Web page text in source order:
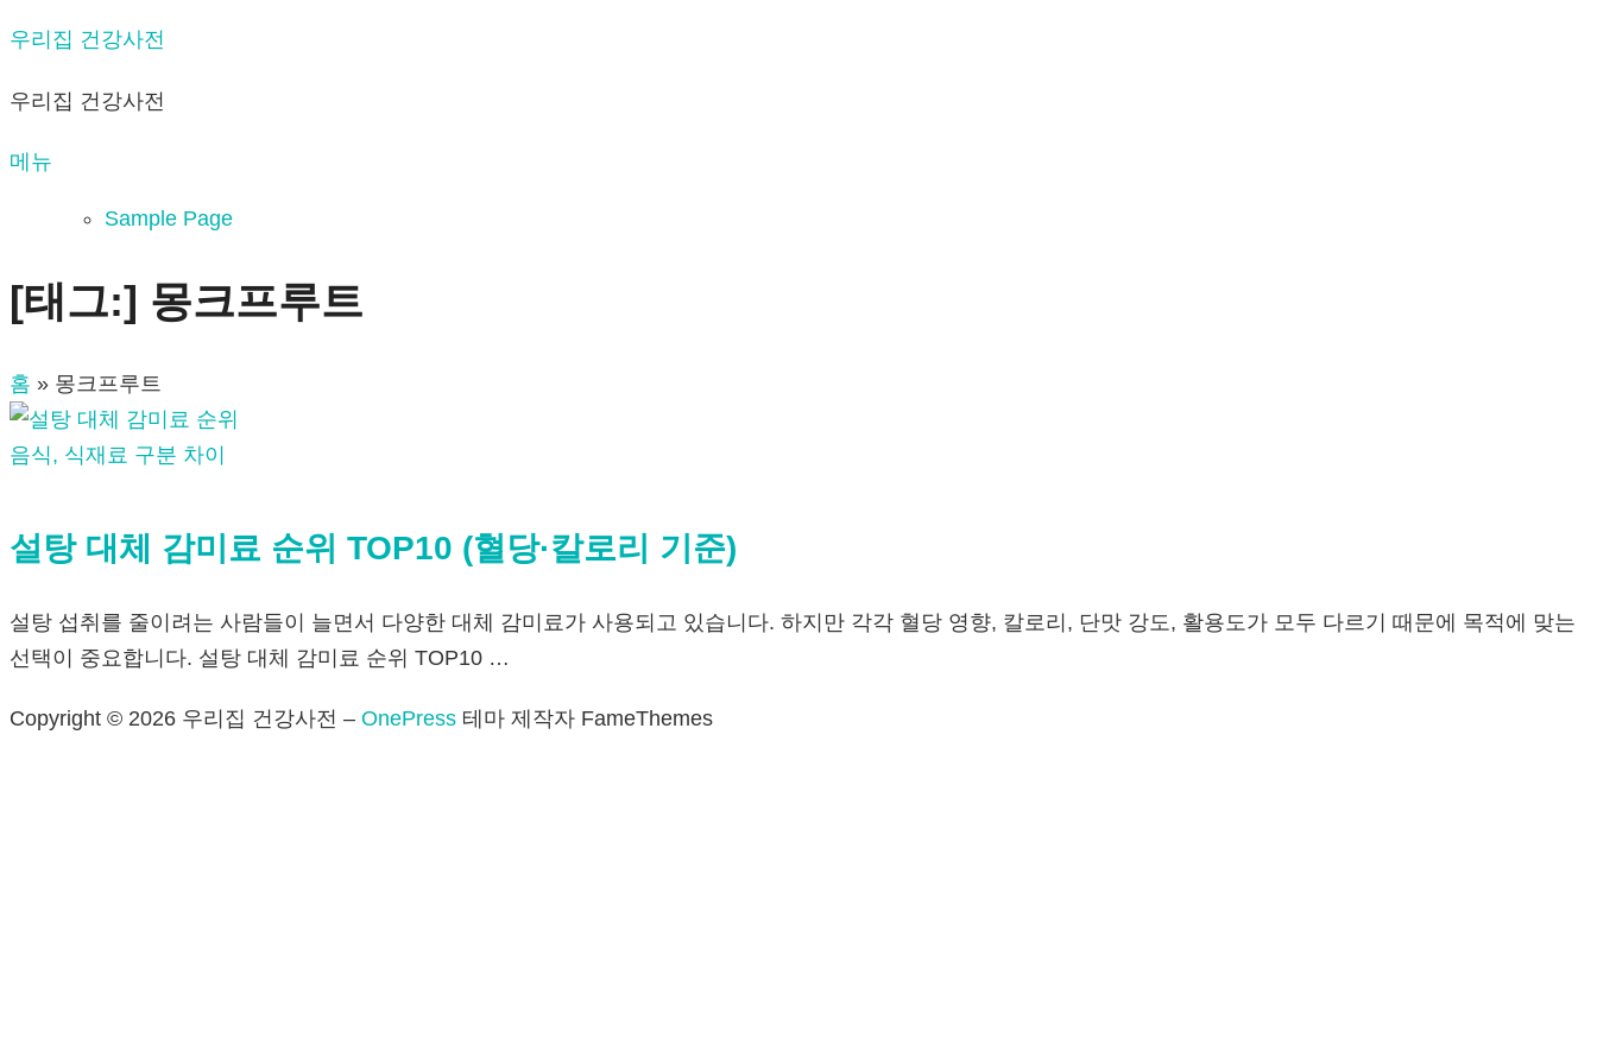
내
으
기
우리집 건강사전
우리집 건강사전
메뉴
Sample Page
[태그:] 몽크프루트
홈 » 몽크프루트
음식, 식재료 구분 차이
설탕 대체 감미료 순위 TOP10 (혈당·칼로리 기준)
설탕 섭취를 줄이려는 사람들이 늘면서 다양한 대체 감미료가 사용되고 있습니다. 하지만 각각 혈당 영향, 칼로리, 단맛 강도, 활용도가 모두 다르기 때문에 목적에 맞는
선택이 중요합니다. 설탕 대체 감미료 순위 TOP10 …
Copyright © 2026 우리집 건강사전 – OnePress 테마 제작자 FameThemes